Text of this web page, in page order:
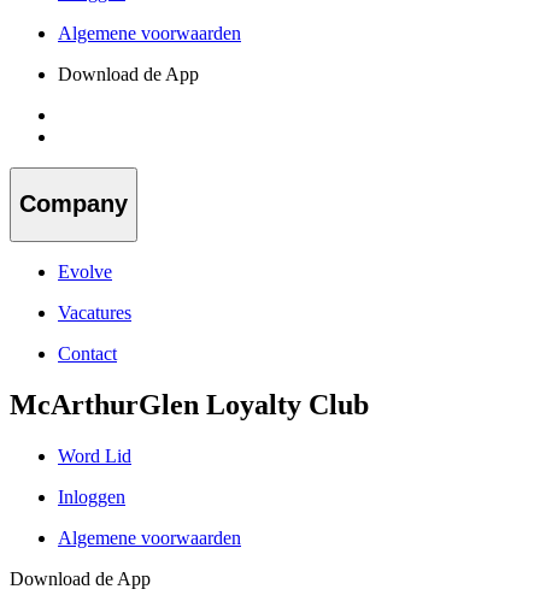
Algemene voorwaarden
Download de App
Company
Evolve
Vacatures
Contact
McArthurGlen Loyalty Club
Word Lid
Inloggen
Algemene voorwaarden
Download de App